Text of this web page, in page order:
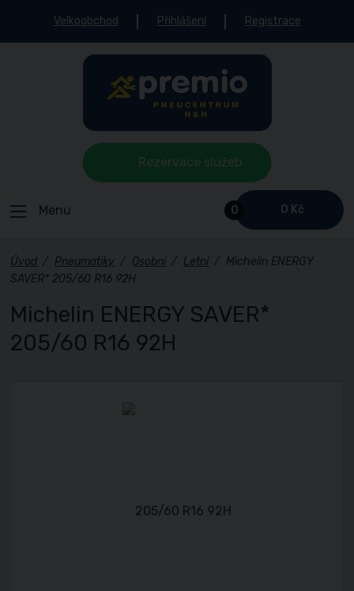
Velkoobchod Přihlášení Registrace
0 0 Kč
Menu
Rezervace služeb
Úvod / Pneumatiky / Osobní / Letní / Michelin ENERGY
SAVER* 205/60 R16 92H
Michelin ENERGY SAVER*
205/60 R16 92H